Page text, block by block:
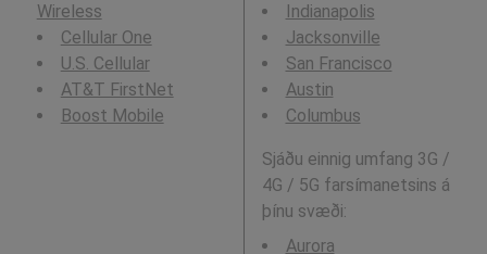
Wireless
Cellular One
U.S. Cellular
AT&T FirstNet
Boost Mobile
Indianapolis
Jacksonville
San Francisco
Austin
Columbus
Sjáðu einnig umfang 3G /
4G / 5G farsímanetsins á
þínu svæði:
Aurora